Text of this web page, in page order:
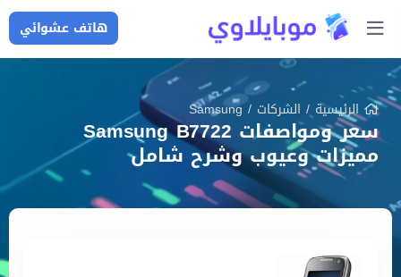
هاتف عشوائي
الرئيسية/ الشركات /
Samsung
سعر ومواصفات Samsung B7722
مميزات وعيوب وشرح شامل